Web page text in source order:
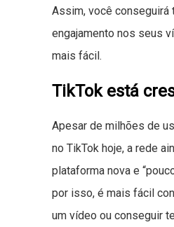
Assim, você conseguirá
engajamento nos seus
mais fácil.
TikTok está
Apesar de milhões de
no TikTok hoje, a rede
plataforma nova e
por isso, é mais fácil
um vídeo ou conseguir